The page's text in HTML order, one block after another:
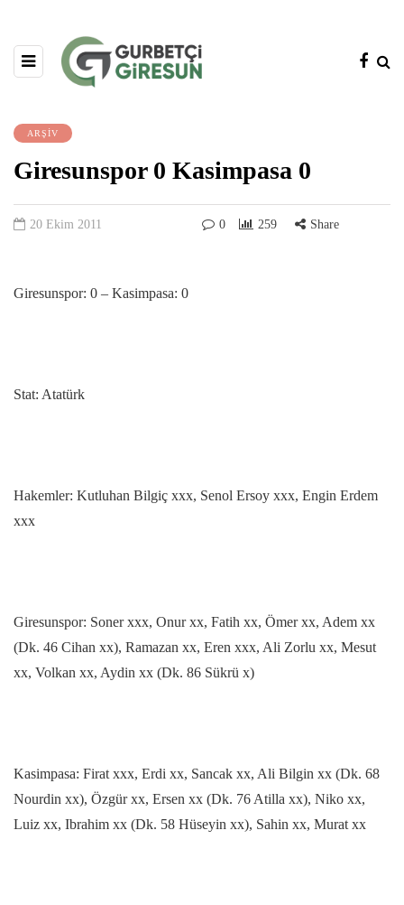
ARŞİV
Giresunspor 0 Kasimpasa 0
20 Ekim 2011 0 259 Share
Giresunspor: 0 – Kasimpasa: 0
Stat: Atatürk
Hakemler: Kutluhan Bilgiç xxx, Senol Ersoy xxx, Engin Erdem
xxx
Giresunspor: Soner xxx, Onur xx, Fatih xx, Ömer xx, Adem xx
(Dk. 46 Cihan xx), Ramazan xx, Eren xxx, Ali Zorlu xx, Mesut
xx, Volkan xx, Aydin xx (Dk. 86 Sükrü x)
Kasimpasa: Firat xxx, Erdi xx, Sancak xx, Ali Bilgin xx (Dk. 68
Nourdin xx), Özgür xx, Ersen xx (Dk. 76 Atilla xx), Niko xx,
Luiz xx, Ibrahim xx (Dk. 58 Hüseyin xx), Sahin xx, Murat xx